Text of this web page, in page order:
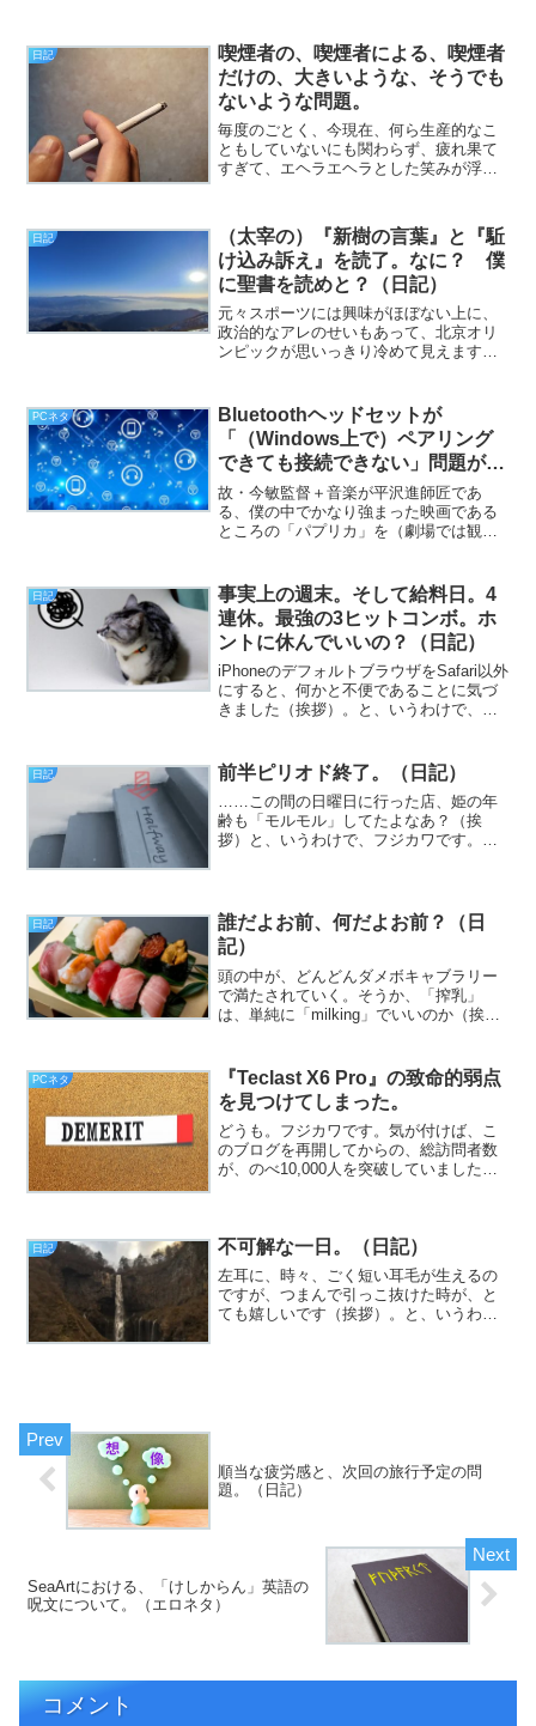
様は、本日から3連休なのだなあ、と、完
璧に他人事風味に思う土...
日記
喫煙者の、喫煙者による、喫煙者
だけの、大きいような、そうでも
ないような問題。
毎度のごとく、今現在、何ら生産的なこ
ともしていないにも関わらず、疲れ果て
すぎて、エヘラエヘラとした笑みが浮か
で、フジカワです。部屋の壁掛け電波時
計を見てみたら、数年ぶり...
日記
（太宰の）『新樹の言葉』と『駈
け込み訴え』を読了。なに？ 僕
に聖書を読めと？（日記）
元々スポーツには興味がほぼない上に、
政治的なアレのせいもあって、北京オリ
ンピックが思いっきり冷めて見えます
く、何度「今日はもう、午前中で早退し
よう」と思ったか知れないも...
PCネタ
Bluetoothヘッドセットが
「（Windows上で）ペアリング
できても接続できない」問題が解
決した。つまり。（PCネタと日
記）
故・今敏監督＋音楽が平沢進師匠であ
る、僕の中でかなり強まった映画である
ところの「パプリカ」を（劇場では観た
カ ヤバい方」というのがサジェストに出
てきて「待てやコラー...
日記
事実上の週末。そして給料日。4
連休。最強の3ヒットコンボ。ホ
ントに休んでいいの？（日記）
iPhoneのデフォルトブラウザをSafari以外
にすると、何かと不便であることに気づ
きました（挨拶）。と、いうわけで、フ
ほど興味がない性格なので、「あっそ」
で済むよう...
日記 前半ピリオド終了。（日記）
……この間の日曜日に行った店、姫の年
齢も「モルモル」してたよなあ？（挨
拶）と、いうわけで、フジカワです。ま
お過ごしでしょうか。今日の...
日記
誰だよお前、何だよお前？（日
記）
頭の中が、どんどんダメボキャブラリー
で満たされていく。そうか、「搾乳」
は、単純に「milking」でいいのか（挨
部屋は日当たりの関係と、熱源（PC）が
あるので、半袖短パ...
PCネタ
『Teclast X6 Pro』の致命的弱点
を見つけてしまった。
どうも。フジカワです。気が付けば、こ
のブログを再開してからの、総訪問者数
が、のべ10,000人を突破していました。
一つしてません。と...
日記 不可解な一日。（日記）
左耳に、時々、ごく短い耳毛が生えるの
ですが、つまんで引っこ抜けた時が、と
ても嬉しいです（挨拶）。と、いうわけ
順当な疲労感と、次回の旅行予定の問
題。（日記）
SeaArtにおける、「けしからん」英語の
呪文について。（エロネタ）
コメント